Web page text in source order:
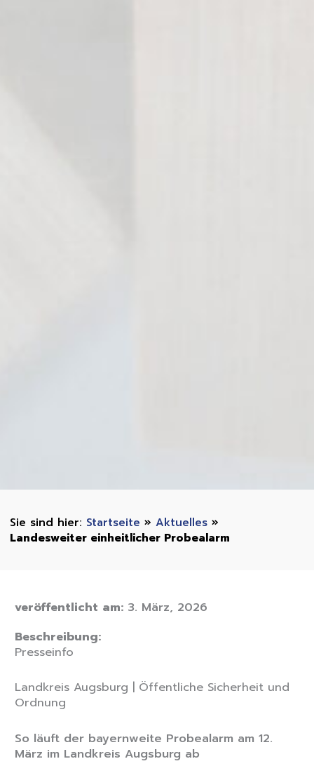
Startseite » Aktuelles»
Landesweiter einheitlicher Probealarm
veröffentlicht am:3. März, 2026
Beschreibung:
Presseinfo
Landkreis Augsburg | Öffentliche Sicherheit und
Ordnung
So läuft der bayernweite Probealarm am 12.
März im Landkreis Augsburg ab